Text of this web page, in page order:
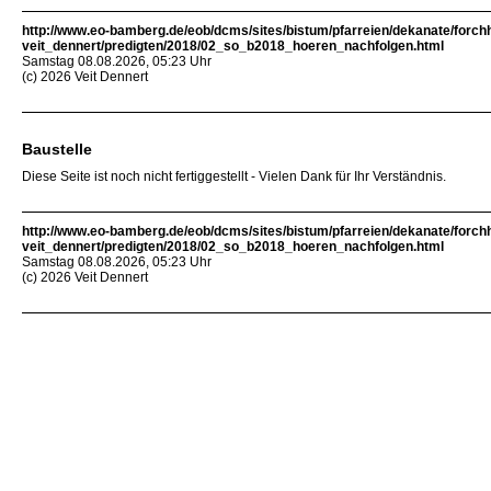
http://www.eo-bamberg.de/eob/dcms/sites/bistum/pfarreien/dekanate/
veit_dennert/predigten/2018/02_so_b2018_hoeren_nachfolgen.html
Samstag 08.08.2026, 05:23 Uhr
(c) 2026 Veit Dennert
Baustelle
Diese Seite ist noch nicht fertiggestellt - Vielen Dank für Ihr Verständnis.
http://www.eo-bamberg.de/eob/dcms/sites/bistum/pfarreien/dekanate/
veit_dennert/predigten/2018/02_so_b2018_hoeren_nachfolgen.html
Samstag 08.08.2026, 05:23 Uhr
(c) 2026 Veit Dennert